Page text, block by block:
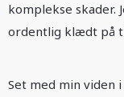
komplekse skader.
ordentlig klædt på
Set med min viden